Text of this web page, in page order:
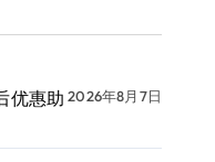
优惠助 2026年8月7日